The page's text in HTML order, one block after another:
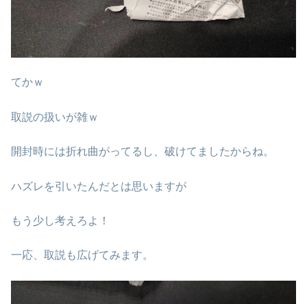
てかｗ
取説の扱いが雑ｗ
開封時には折れ曲がってるし、破けてましたからね。
ハズレを引いたんだとは思いますが
もう少し考えろよ！
一応、取説も広げてみます。